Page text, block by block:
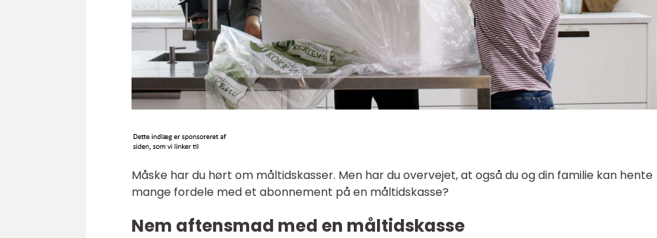
Måske har du hørt om måltidskasser. Men har du overvejet, at også du og din familie kan hente
mange fordele med et abonnement på en måltidskasse?
Nem aftensmad med en måltidskasse